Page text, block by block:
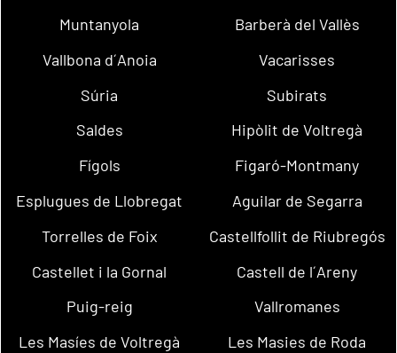
Muntanyola
Barberà del Vallès
Vallbona d´Anoia
Vacarisses
Súria
Subirats
Saldes
Hipòlit de Voltregà
Fígols
Figaró-Montmany
Esplugues de Llobregat
Aguilar de Segarra
Torrelles de Foix
Castellfollit de Riubregós
Castellet i la Gornal
Castell de l´Areny
Puig-reig
Vallromanes
Les Masíes de Voltregà
Les Masies de Roda